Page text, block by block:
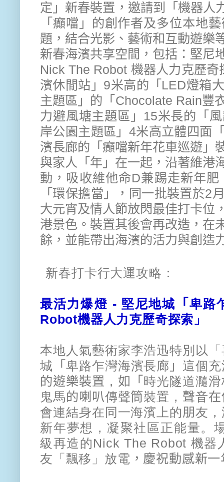
定」 新春裝置 ，邀請到「 機器人
「癲噹」 的創作者及多位本地
題，結合光影、藝術和互動遊樂
新春海濱共享空間，包括：堅尼
Nick The Robot 機器人力克歷奇
濱休閒站」9米高的 「LED燈箱
主題區」的「Chocolate Rain豐
力避風塘主題區」 15米長的 「
岸公園主題區」 4米高立體 四面
濱長廊的 「 癲噹新年花車巡遊」
與家人「年」 在一起，沿著維港
動， 吸收維他命D兼踢走新年
「 環保擔當 」
，同一批裝置於2
大元宵及情人節放閃最佳打卡位
港景色。 裝置其後會再改造，在
餘， 並能帶出海濱的活力與創 造
新春打卡行大運攻略：
最活力爆燈 - 堅尼地城 「 卑路
Robot機器人力克歷奇探索」
本地人氣藝術家李浩迅特別以
城 「 卑路乍灣海濱長廊 」 這個
的遊樂裝置 ， 如「 時光隧道瀡
鬼馬的喇叭傳聲筒裝置， 聲音
會連結身在同一海濱上的朋友
新年夢想，凝聚社區正能量。
級再造的Nick The Robot 機器
友「飄移」放電 ， 慶祝動感新一